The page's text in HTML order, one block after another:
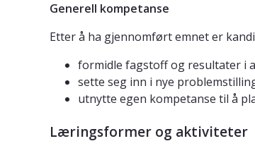
Generell kompetanse
Etter å ha gjennomført emnet er
formidle fagstoff og resultater i
sette seg inn i nye
utnytte egen kompetanse til å
Læringsformer og aktiviteter